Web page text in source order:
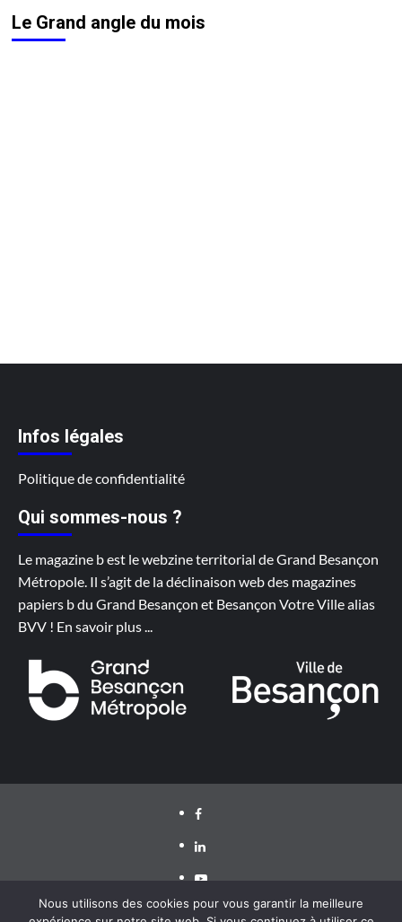
Le Grand angle du mois
Infos légales
Politique de confidentialité
Qui sommes-nous ?
Le magazine b est le webzine territorial de Grand Besançon
Métropole. Il s’agit de la déclinaison web des magazines
papiers b du Grand Besançon et Besançon Votre Ville alias
BVV ! En savoir plus...
Facebook
LinkedIn
Youtube
Nous utilisons des cookies pour vous garantir la meilleure